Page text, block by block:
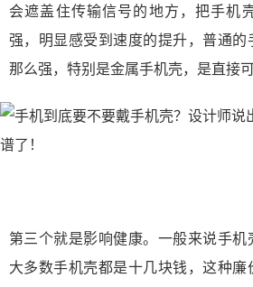
会遮盖住传输信号的地方，把手机
强，明显感受到速度的提升，普通的
那么强，特别是金属手机壳，是直接
第三个就是影响健康。一般来说手机
大多数手机壳都是十几块钱，这种